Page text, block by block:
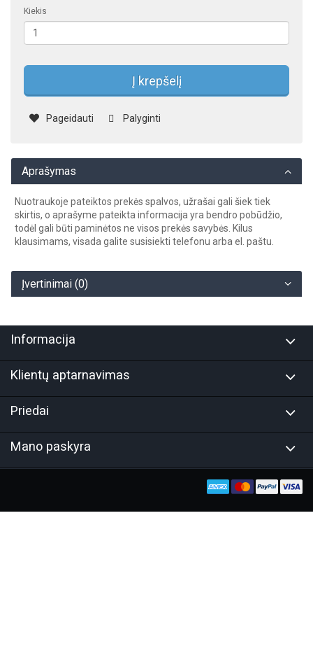
Kiekis
Į krepšelį
Pageidauti Palyginti
Aprašymas
Nuotraukoje pateiktos prekės spalvos, užrašai gali šiek tiek
skirtis, o aprašyme pateikta informacija yra bendro pobūdžio,
todėl gali būti paminėtos ne visos prekės savybės. Kilus
klausimams, visada galite susisiekti telefonu arba el. paštu.
Įvertinimai (0)
Informacija
Klientų aptarnavimas
Priedai
Mano paskyra